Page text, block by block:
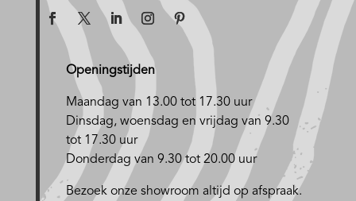
Openingstijden
Maandag van 13.00 tot 17.30 uur
Dinsdag, woensdag en vrijdag van 9.30
tot 17.30 uur
Donderdag van 9.30 tot 20.00 uur
Bezoek onze showroom altijd op afspraak.